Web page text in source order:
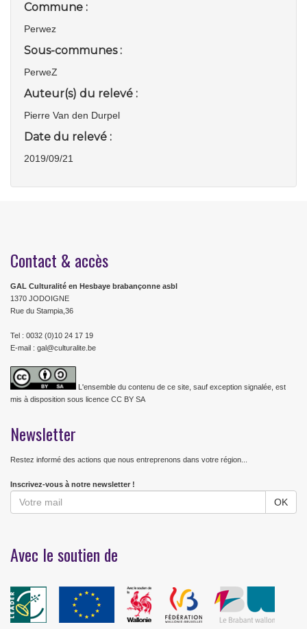
Commune :
Perwez
Sous-communes :
PerweZ
Auteur(s) du relevé :
Pierre Van den Durpel
Date du relevé :
2019/09/21
Contact & accès
GAL Culturalité en Hesbaye brabançonne asbl
1370 JODOIGNE
Rue du Stampia,36
Tel : 0032 (0)10 24 17 19
E-mail : gal@culturalite.be
L'ensemble du contenu de ce site, sauf exception signalée, est
mis à disposition sous licence CC BY SA
Newsletter
Restez informé des actions que nous entreprenons dans votre région...
Inscrivez-vous à notre newsletter !
Avec le soutien de